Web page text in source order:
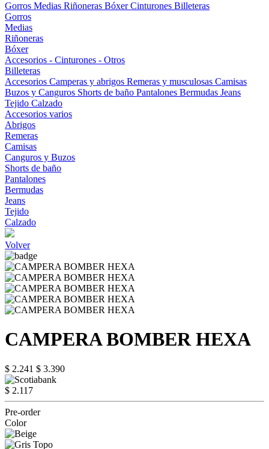
Gorros Medias Riñoneras BóxerCinturones Billeteras
Gorros
Medias
Riñoneras
Bóxer
Accesorios - Cinturones - Otros
Billeteras
Accesorios Camperas y abrigos Remeras y musculosas Camisas
Buzos y Canguros Shorts de baño Pantalones Bermudas Jeans
Tejido Calzado
Accesorios varios
Abrigos
Remeras
Camisas
Canguros y Buzos
Shorts de baño
Pantalones
Bermudas
Jeans
Tejido
Calzado
Volver
CAMPERA BOMBER HEXA
$ 2.241 $ 3.390
$ 2.117
Pre-order
Color